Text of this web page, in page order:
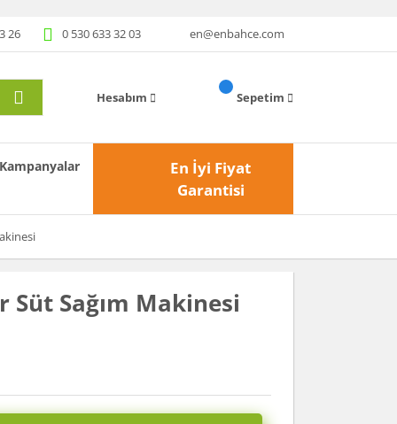
26 0 530 633 32 03 en@enbahce.com
Hesabım Sepetim
En İyi Fiyat
Garantisi
Sağım Makinesi